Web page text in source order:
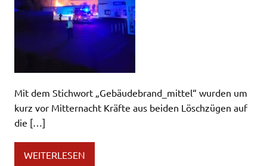
Mit dem Stichwort „Gebäudebrand_mittel“ wurden um
kurz vor Mitternacht Kräfte aus beiden Löschzügen auf
die […]
WEITERLESEN